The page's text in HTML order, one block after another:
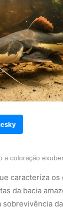
caracteriza os
da bacia